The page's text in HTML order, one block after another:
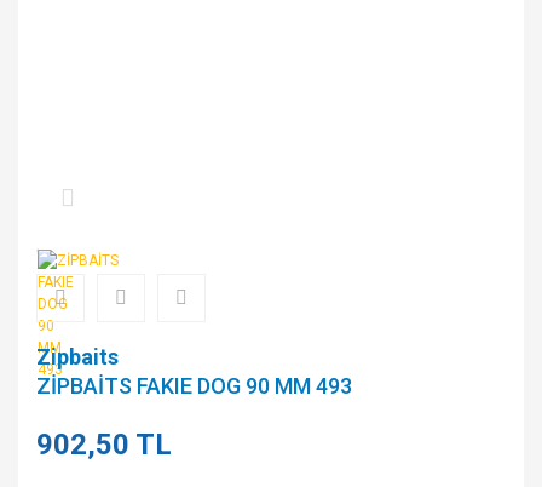
Zipbaits
ZİPBAİTS FAKIE DOG 90 MM 493
902,50 TL